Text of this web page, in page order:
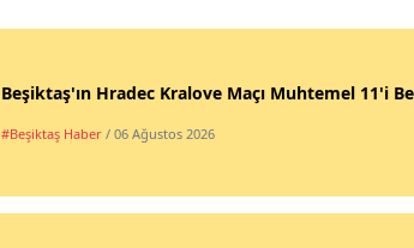
Beşiktaş'ın Hradec Kralove Maçı Muhtemel 11'i
#Beşiktaş Haber / 06 Ağustos 2026